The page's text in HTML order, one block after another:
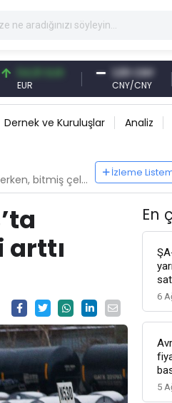
EUR 1,00 CNY
CNY/CNY
Dernek ve Kuruluşlar Analiz
çelik üretimi arttı
İzleme
En
6
5